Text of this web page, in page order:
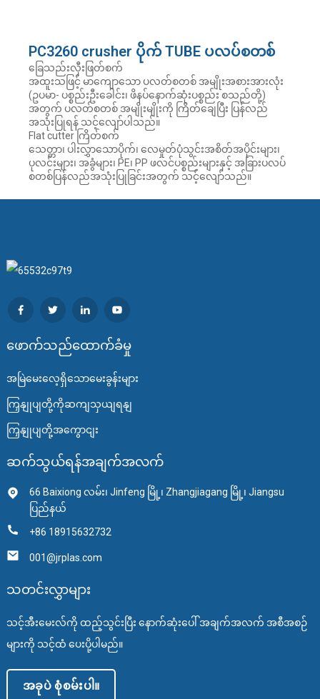
PC3260 crusher ပိုက် TUBE ပလပ်စတစ်
ခြေသည်းလှီးဖြတ်စက်
အထူးသဖြင့် မာကျောသော ပလတ်စတစ် အမျိုးအစားအားလုံး
(ဥပမာ- ပစ္စည်းဦးခေါင်း၊ ဖိနပ်နောက်ဆုံးပစ္စည်း စသည်တို့)
အတွက် ပလတ်စတစ် အမျိုးမျိုးကို ကြိတ်ချေပြီး ပြန်လည်
အသုံးပြုရန် သင့်လျော်ပါသည်။
Flat cutter ကြိတ်စက်
သေတ္တာ၊ ပါးလွှာသောပိုက်၊ လေမှုတ်ပုံသွင်းအစိတ်အပိုင်းများ၊
ပုလင်းများ၊ အခွံများ၊ PE၊ PP ဖလင်ပစ္စည်းများနှင့် အခြားပလပ်
စတစ်ပြန်လည်အသုံးပြုခြင်းအတွက် သင့်လျော်သည်။
ဖောက်သည်ထောက်ခံမှု
အမြဲမေးလေ့ရှိသောမေးခွန်းများ
ကြှနျုပျတို့ကိုဆကျသှယျရနျ
ကြှနျုပျတို့အကွောငျး
ဆက်သွယ်ရန်အချက်အလက်
66 Baixiong လမ်း၊ Jinfeng မြို့၊ Zhangjiagang မြို့၊ Jiangsu
ပြည်နယ်
+86 18915632732
001@jrplas.com
သတင်းလွှာများ
သင့်အီးမေးလ်ကို ထည့်သွင်းပြီး နောက်ဆုံးပေါ် အချက်အလက် အစီအစဉ်
များကို သင့်ထံ ပေးပို့ပါမည်။
အခုပဲ စုံစမ်းပါ။